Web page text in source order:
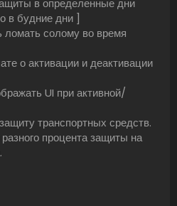
в определенные дни
в будние дни ]
солому во время
о активации и деактивации
UI при активной/
транспортных средств.
процента защиты на